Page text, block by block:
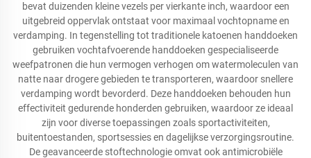
bevat duizenden kleine vezels per vierkante inch, waardoor een
uitgebreid oppervlak ontstaat voor maximaal vochtopname en
verdamping. In tegenstelling tot traditionele katoenen handdoeken
gebruiken vochtafvoerende handdoeken gespecialiseerde
weefpatronen die hun vermogen verhogen om watermoleculen van
natte naar drogere gebieden te transporteren, waardoor snellere
verdamping wordt bevorderd. Deze handdoeken behouden hun
effectiviteit gedurende honderden gebruiken, waardoor ze ideaal
zijn voor diverse toepassingen zoals sportactiviteiten,
buitentoestanden, sportsessies en dagelijkse verzorgingsroutine.
De geavanceerde stoftechnologie omvat ook antimicrobiële